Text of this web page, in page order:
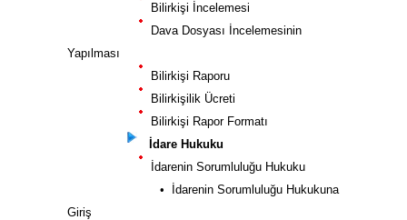
Bilirkişi İncelemesi
Dava Dosyası İncelemesinin
Yapılması
Bilirkişi Raporu
Bilirkişilik Ücreti
Bilirkişi Rapor Formatı
İdare Hukuku
İdarenin Sorumluluğu Hukuku
• İdarenin Sorumluluğu Hukukuna
Giriş